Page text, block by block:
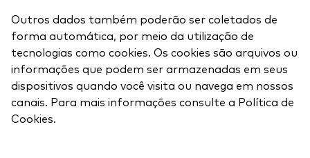
Outros dados também poderão ser coletados de
forma automática, por meio da utilização de
tecnologias como cookies. Os cookies são arquivos ou
informações que podem ser armazenadas em seus
dispositivos quando você visita ou navega em nossos
canais. Para mais informações consulte a Política de
Cookies.